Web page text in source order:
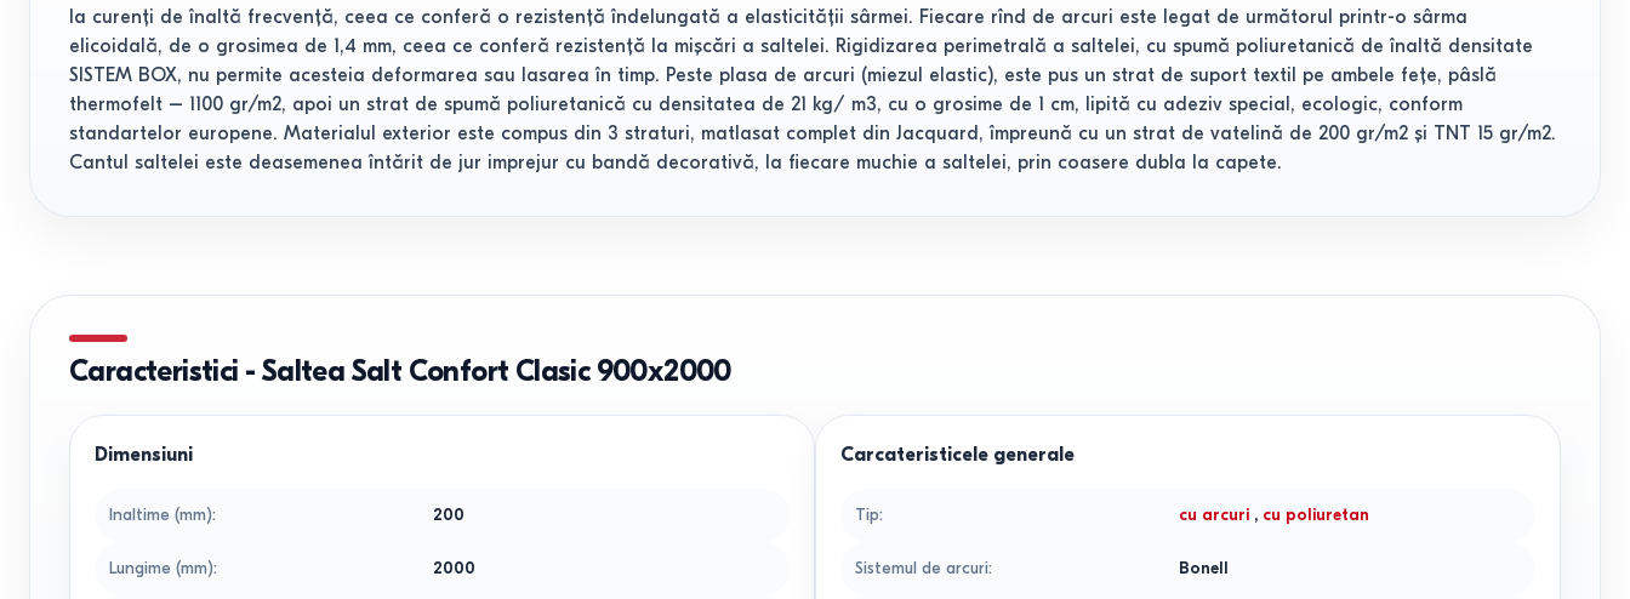
la curenţi de înaltă frecvenţă, ceea ce conferă o rezistenţă îndelungată a elasticităţii sârmei. Fiecare rînd de arcuri este legat de următorul printr-o sârma
elicoidală, de o grosimea de 1,4 mm, ceea ce conferă rezistenţă la mişcări a saltelei. Rigidizarea perimetrală a saltelei, cu spumă poliuretanică de înaltă densitate
SISTEM BOX, nu permite acesteia deformarea sau lasarea în timp. Peste plasa de arcuri (miezul elastic), este pus un strat de suport textil pe ambele feţe, pâslă
thermofelt – 1100 gr/m2, apoi un strat de spumă poliuretanică cu densitatea de 21 kg/ m3, cu o grosime de 1 cm, lipită cu adeziv special, ecologic, conform
standartelor europene. Materialul exterior este compus din 3 straturi, matlasat complet din Jacquard, împreună cu un strat de vatelină de 200 gr/m2 şi TNT 15 gr/m2.
Cantul saltelei este deasemenea întărit de jur imprejur cu bandă decorativă, la fiecare muchie a saltelei, prin coasere dubla la capete.
Caracteristici - Saltea Salt Confort Clasic 900x2000
Dimensiuni
Inaltime (mm): 200
Lungime (mm): 2000
Carcateristicele generale
Tip: cu arcuri , cu poliuretan
Sistemul de arcuri: Bonell